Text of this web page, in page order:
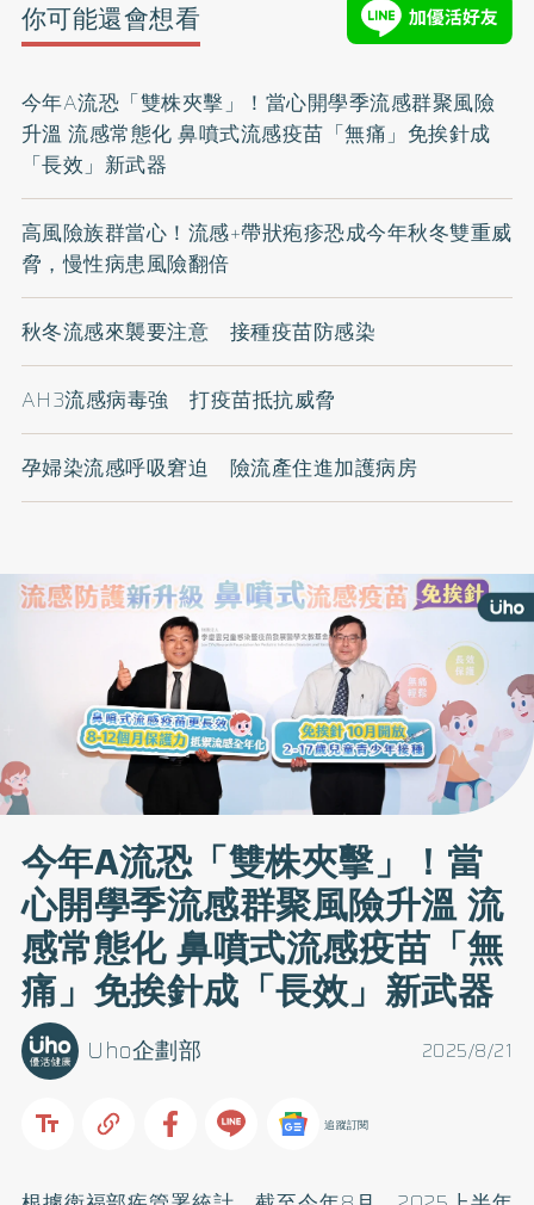
你可能還會想看
今年A流恐「雙株夾擊」！當心開學季流感群聚風險
升溫 流感常態化 鼻噴式流感疫苗「無痛」免挨針成
「長效」新武器
高風險族群當心！流感+帶狀疱疹恐成今年秋冬雙重威
脅，慢性病患風險翻倍
秋冬流感來襲要注意 接種疫苗防感染
AH3流感病毒強 打疫苗抵抗威脅
孕婦染流感呼吸窘迫 險流產住進加護病房
今年A流恐「雙株夾擊」！當
心開學季流感群聚風險升溫 流
感常態化 鼻噴式流感疫苗「無
痛」免挨針成「長效」新武器
2025/8/21
Uho企劃部
追蹤訂閱